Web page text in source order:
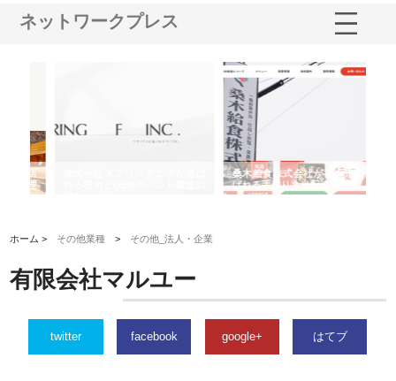
ネットワークプレス
株式会社スプリングエフが選ば
れる理由とOEMアパレル製造の
強み
桑木給食株式会社が福山市で選
ばれる手作り弁当配達の理由
ホーム > その他業種 > その他_法人・企業
有限会社マルユー
twitter facebook google+ はてブ